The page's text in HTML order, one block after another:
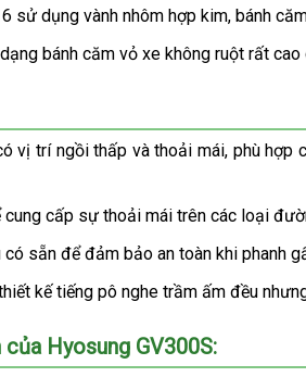
sử dụng vành nhôm hợp kim, bánh
bánh căm vỏ xe không ruột rất
vị trí ngồi thấp và thoải mái, phù
cấp sự thoải mái trên các loại
sẵn để đảm bảo an toàn khi phanh
kế tiếng pô nghe trầm ấm đều
Hyosung GV300S: